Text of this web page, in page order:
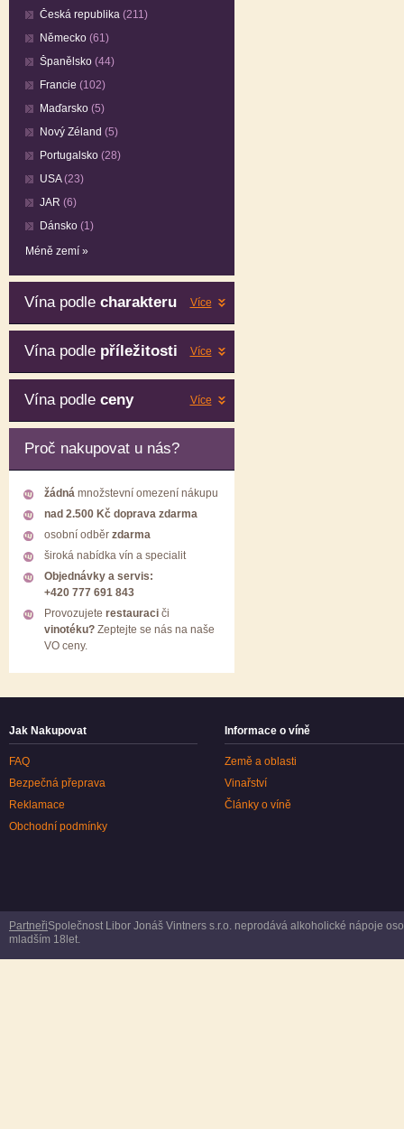
Česká republika (211)
Německo (61)
Španělsko (44)
Francie (102)
Maďarsko (5)
Nový Zéland (5)
Portugalsko (28)
USA(23)
JAR (6)
Dánsko (1)
Méně zemí »
Více
Vína podle charakteru
Více
Vína podle příležitosti
Více
Vína podle ceny
Proč nakupovat u nás?
žádnámnožstevní omezení nákupu
nad 2.500 Kč doprava zdarma
osobní odběr zdarma
široká nabídka vín a specialit
Objednávky a servis:
+420 777 691 843
Provozujete restauraci či
vinotéku? Zeptejte se nás na naše
VO ceny.
Jak Nakupovat
FAQ
Bezpečná přeprava
Reklamace
Obchodní podmínky
Informace o víně
Země a oblasti
Vinařství
Články o víně
PartneřiSpolečnost Libor Jonáš Vintners s.r.o. neprodává alkoholické nápoje
mladším 18let.